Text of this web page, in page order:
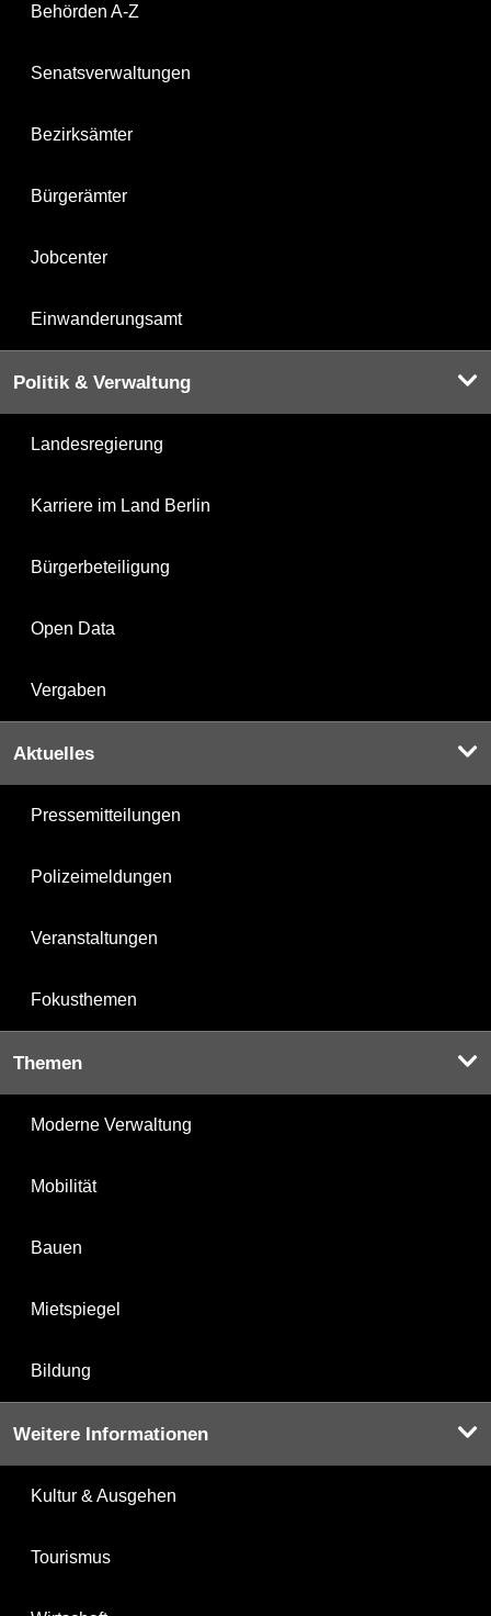
Behörden A-Z
Senatsverwaltungen
Bezirksämter
Bürgerämter
Jobcenter
Einwanderungsamt
Politik & Verwaltung
Landesregierung
Karriere im Land Berlin
Bürgerbeteiligung
Open Data
Vergaben
Aktuelles
Pressemitteilungen
Polizeimeldungen
Veranstaltungen
Fokusthemen
Themen
Moderne Verwaltung
Mobilität
Bauen
Mietspiegel
Bildung
Weitere Informationen
Kultur & Ausgehen
Tourismus